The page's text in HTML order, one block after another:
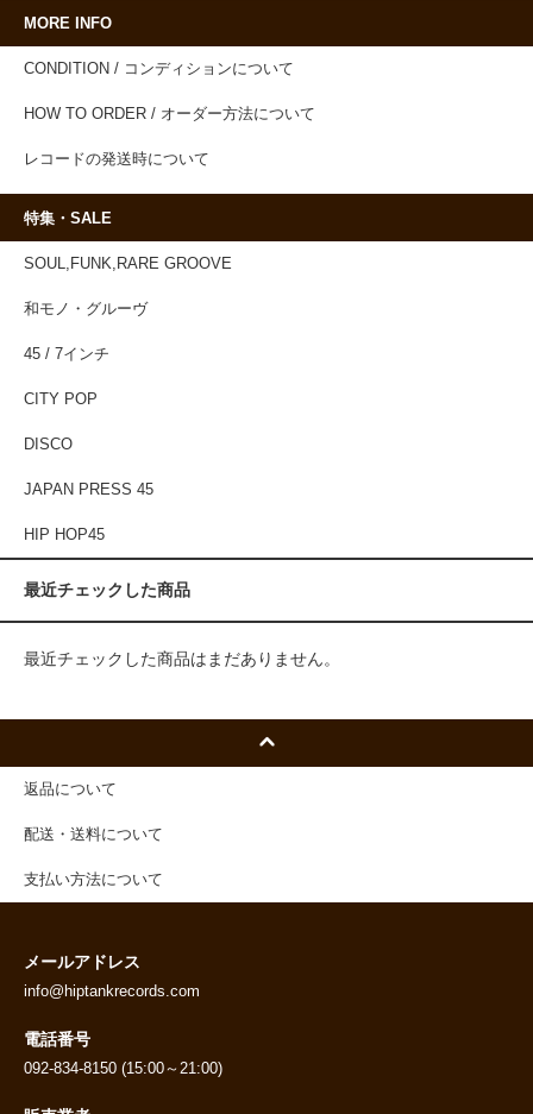
MORE INFO
CONDITION / コンディションについて
HOW TO ORDER / オーダー方法について
レコードの発送時について
特集・SALE
SOUL,FUNK,RARE GROOVE
和モノ・グルーヴ
45 / 7インチ
CITY POP
DISCO
JAPAN PRESS 45
HIP HOP45
最近チェックした商品
最近チェックした商品はまだありません。
返品について
配送・送料について
支払い方法について
メールアドレス
info@hiptankrecords.com
電話番号
092-834-8150 (15:00～21:00)